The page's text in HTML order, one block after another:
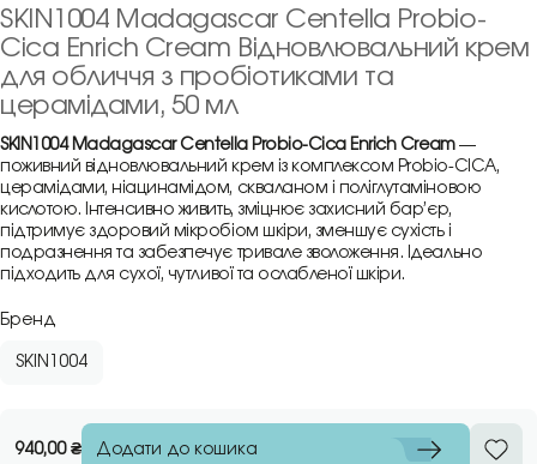
SKIN1004 Madagascar Centella Probio-
Cica Enrich Cream Відновлювальний крем
для обличчя з пробіотиками та
церамідами, 50 мл
SKIN1004 Madagascar Centella Probio-Cica Enrich Cream—
поживний відновлювальний крем із комплексом Probio-CICA,
церамідами, ніацинамідом, скваланом і поліглутаміновою
кислотою. Інтенсивно живить, зміцнює захисний бар’єр,
підтримує здоровий мікробіом шкіри, зменшує сухість і
подразнення та забезпечує тривале зволоження. Ідеально
підходить для сухої, чутливої та ослабленої шкіри.
Бренд
SKIN1004
940,00₴ Додати до кошика